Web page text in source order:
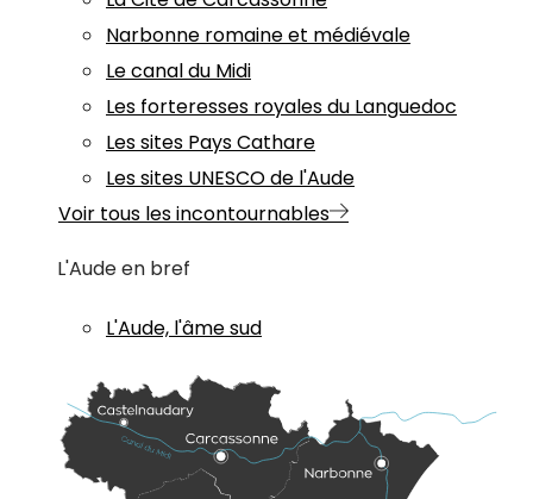
Narbonne romaine et médiévale
Le canal du Midi
Les forteresses royales du Languedoc
Les sites Pays Cathare
Les sites UNESCO de l'Aude
Voir tous les incontournables
L'Aude en bref
L'Aude, l'âme sud